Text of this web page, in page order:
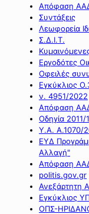
Απόφαση
Συντάξεις
Λεωφορεία
Σ.Δ.Ι.Τ.
Εργοδότες
Οφειλές
Εγκύκλιος
ν. 4951/2022
Απόφαση
Οδηγία 2011/
Υ.Α. Α.1070/
ΕΥΔ
Αλλαγή"
Απόφαση
politis.gov.gr
Ανεξάρτητη
Εγκύκλιος
ΟΠΣ-